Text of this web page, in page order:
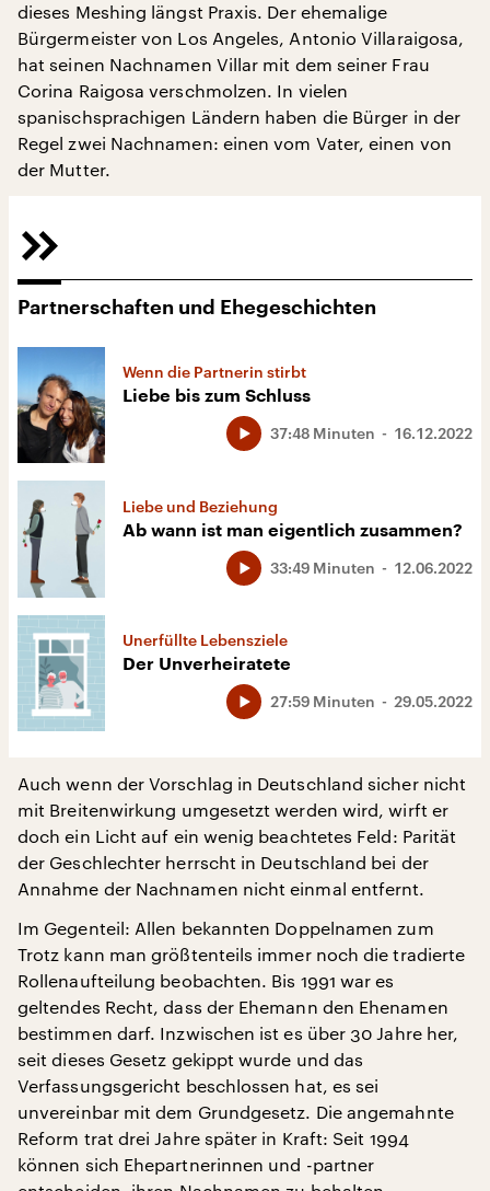
dieses Meshing längst Praxis. Der ehemalige
Bürgermeister von Los Angeles, Antonio Villaraigosa,
hat seinen Nachnamen Villar mit dem seiner Frau
Corina Raigosa verschmolzen. In vielen
spanischsprachigen Ländern haben die Bürger in der
Regel zwei Nachnamen: einen vom Vater, einen von
der Mutter.
Partnerschaften und Ehegeschichten
Wenn die Partnerin stirbt
Liebe bis zum Schluss
16.12.2022
37:48 Minuten
Liebe und Beziehung
Ab wann ist man eigentlich zusammen?
12.06.2022
33:49 Minuten
Unerfüllte Lebensziele
Der Unverheiratete
29.05.2022
27:59 Minuten
Auch wenn der Vorschlag in Deutschland sicher nicht
mit Breitenwirkung umgesetzt werden wird, wirft er
doch ein Licht auf ein wenig beachtetes Feld: Parität
der Geschlechter herrscht in Deutschland bei der
Annahme der Nachnamen nicht einmal entfernt.
Im Gegenteil: Allen bekannten Doppelnamen zum
Trotz kann man größtenteils immer noch die tradierte
Rollenaufteilung beobachten. Bis 1991 war es
geltendes Recht, dass der Ehemann den Ehenamen
bestimmen darf. Inzwischen ist es über 30 Jahre her,
seit dieses Gesetz gekippt wurde und das
Verfassungsgericht beschlossen hat, es sei
unvereinbar mit dem Grundgesetz. Die angemahnte
Reform trat drei Jahre später in Kraft: Seit 1994
können sich Ehepartnerinnen und -partner